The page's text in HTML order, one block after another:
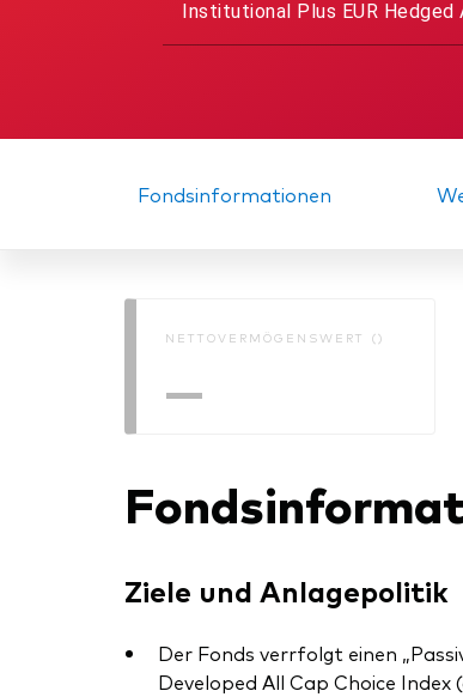
Institutional Plus EUR Hedged
Fondsinformationen
NETTOVERMÖGENSWERT ()
—
Ziele und Anlagepolitik
Der Fonds verrfolgt einen
Developed All Cap Choice Index